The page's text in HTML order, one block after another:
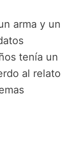
arma y un
tenía un
al relato